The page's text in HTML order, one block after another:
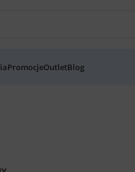
PromocjeOutletBlog